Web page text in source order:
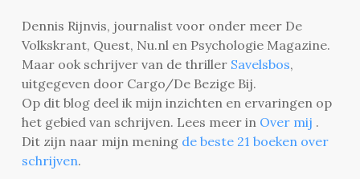
Dennis Rijnvis, journalist voor onder meer De
Volkskrant, Quest, Nu.nl en Psychologie Magazine.
Maar ook schrijver van de thriller Savelsbos,
uitgegeven door Cargo/De Bezige Bij.
Op dit blog deel ik mijn inzichten en ervaringen op
het gebied van schrijven. Lees meer in Over mij .
Dit zijn naar mijn mening de beste 21 boeken over
schrijven.